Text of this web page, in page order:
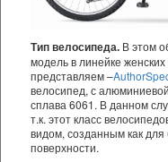
Тип велосипеда. В этом
модель в линейке
представляем –Author
велосипед, с
сплава 6061. В данном
т.к. этот класс
видом, созданным как
поверхности.